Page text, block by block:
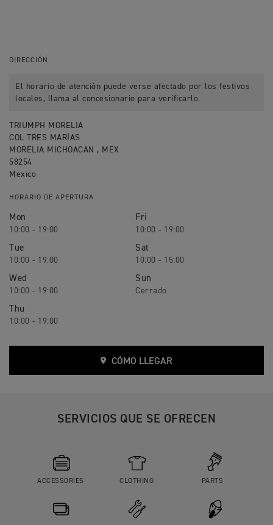
DIRECCIÓN
El horario de atención puede verse afectado por los festivos
locales, llama al concesionario para verificarlo.
TRIUMPH MORELIA
COL TRES MARÍAS
MORELIA MICHOACAN , MEX
58254
Mexico
HORARIO DE APERTURA
Mon
10:00 - 19:00
Tue
10:00 - 19:00
Wed
10:00 - 19:00
Thu
10:00 - 19:00
Fri
10:00 - 19:00
Sat
10:00 - 15:00
Sun
CÓMO LLEGAR
SERVICIOS QUE SE OFRECEN
ACCESSORIES CLOTHING PARTS